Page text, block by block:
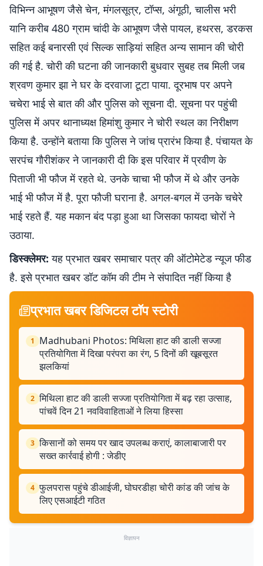
विभिन्न आभूषण जैसे चेन, मंगलसूत्र, टॉप्स, अंगूठी, चालीस भरी
यानि करीब 480 ग्राम चांदी के आभूषण जैसे पायल, हथरस, डरकस
सहित कई बनारसी एवं सिल्क साड़ियां सहित अन्य सामान की चोरी
की गई है. चोरी की घटना की जानकारी बुधवार सुबह तब मिली जब
श्रवण कुमार झा ने घर के दरवाजा टूटा पाया. दूरभाष पर अपने
चचेरा भाई से बात की और पुलिस को सूचना दी. सूचना पर पहुंची
पुलिस में अपर थानाध्यक्ष हिमांशु कुमार ने चोरी स्थल का निरीक्षण
किया है. उन्होंने बताया कि पुलिस ने जांच प्रारंभ किया है. पंचायत के
सरपंच गौरीशंकर ने जानकारी दी कि इस परिवार में प्रवीण के
पिताजी भी फौज में रहते थे. उनके चाचा भी फौज में थे और उनके
भाई भी फौज में है. पूरा फौजी घराना है. अगल-बगल में उनके चचेरे
भाई रहते हैं. यह मकान बंद पड़ा हुआ था जिसका फायदा चोरों ने
उठाया.
डिस्क्लेमर: यह प्रभात खबर समाचार पत्र की ऑटोमेटेड न्यूज फीड
है. इसे प्रभात खबर डॉट कॉम की टीम ने संपादित नहीं किया है
प्रभात खबर डिजिटल टॉप स्टोरी
1
Madhubani Photos: मिथिला हाट की डाली सज्जा
प्रतियोगिता में दिखा परंपरा का रंग, 5 दिनों की खूबसूरत
झलकियां
2 मिथिला हाट की डाली सज्जा प्रतियोगिता में बढ़ रहा उत्साह,
पांचवें दिन 21 नवविवाहिताओं ने लिया हिस्सा
3 किसानों को समय पर खाद उपलब्ध कराएं, कालाबाजारी पर
सख्त कार्रवाई होगी : जेडीए
4 फुलपरास पहुंचे डीआईजी, घोघरडीहा चोरी कांड की जांच के
लिए एसआईटी गठित
विज्ञापन